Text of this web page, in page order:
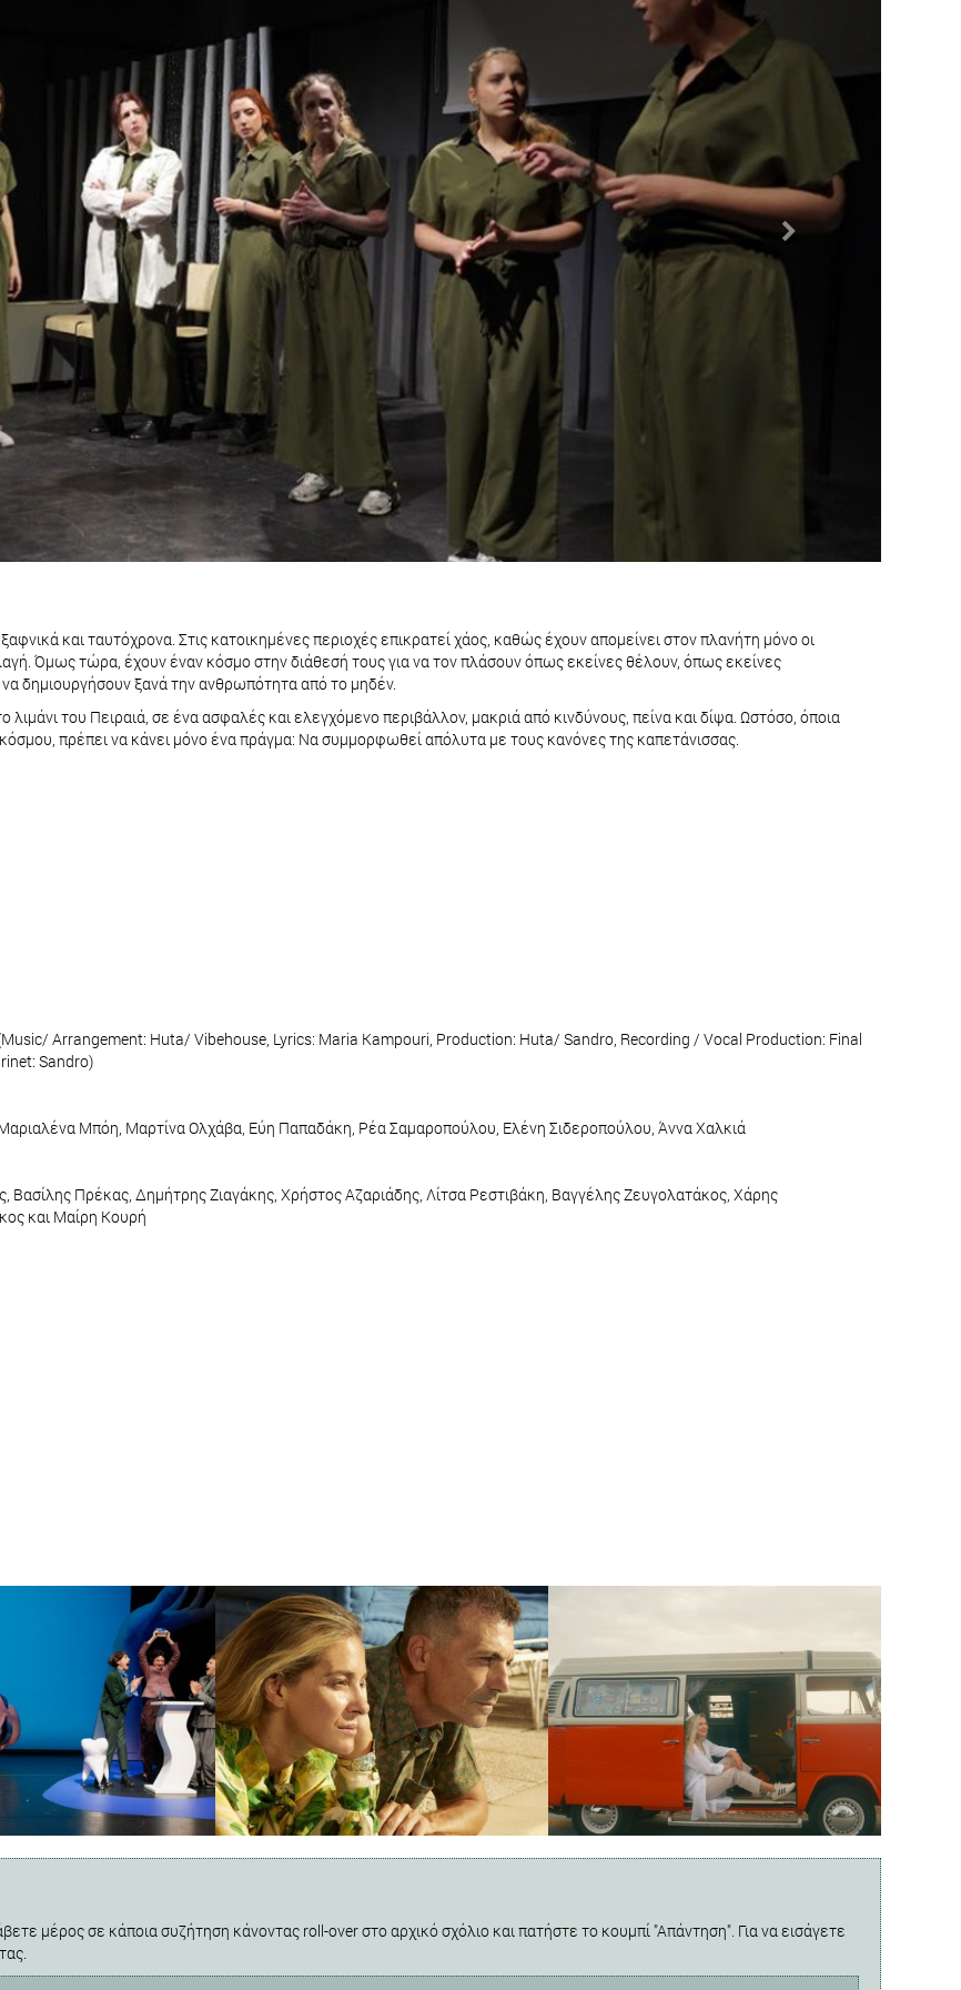
και ταυτόχρονα. Στις κατοικημένες περιοχές επικρατεί χάος, καθώς έχουν απομείνει στον πλανήτη μόνο οι
Όμως τώρα, έχουν έναν κόσμο στην διάθεσή τους για να τον πλάσουν όπως εκείνες θέλουν, όπως εκείνες
δημιουργήσουν ξανά την ανθρωπότητα από το μηδέν.
λιμάνι του Πειραιά, σε ένα ασφαλές και ελεγχόμενο περιβάλλον, μακριά από κινδύνους, πείνα και δίψα. Ωστόσο, όποια
πρέπει να κάνει μόνο ένα πράγμα: Να συμμορφωθεί απόλυτα με τους κανόνες της καπετάνισσας.
Arrangement: Huta/ Vibehouse, Lyrics: Maria Kampouri, Production: Huta/ Sandro, Recording / Vocal Production: Final
Sandro)
Μπόη, Μαρτίνα Ολχάβα, Εύη Παπαδάκη, Ρέα Σαμαροπούλου, Ελένη Σιδεροπούλου, Άννα Χαλκιά
Βασίλης Πρέκας, Δημήτρης Ζιαγάκης, Χρήστος Αζαριάδης, Λίτσα Ρεστιβάκη, Βαγγέλης Ζευγολατάκος, Χάρης
και Μαίρη Κουρή
μέρος σε κάποια συζήτηση κάνοντας roll-over στο αρχικό σχόλιο και πατήστε το κουμπί "Απάντηση". Για να εισάγετε